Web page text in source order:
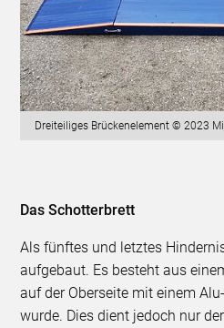
Dreiteiliges Brückenelement © 2023
Das Schotterbrett
Als fünftes und letztes
aufgebaut. Es besteht aus
auf der Oberseite mit einem
wurde. Dies dient jedoch nur